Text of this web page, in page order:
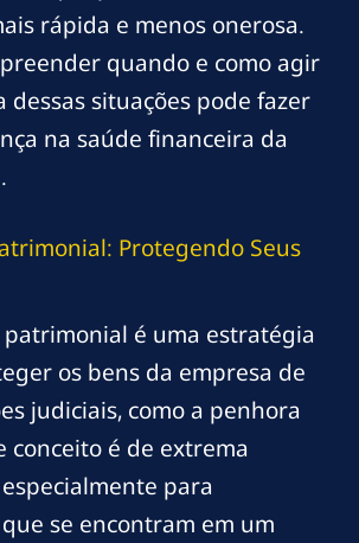
rápida e menos onerosa.
quando e como agir
dessas situações pode fazer
na saúde financeira da
Protegendo Seus
é uma estratégia
os bens da empresa de
judiciais, como a penhora
conceito é de extrema
para
se encontram em um